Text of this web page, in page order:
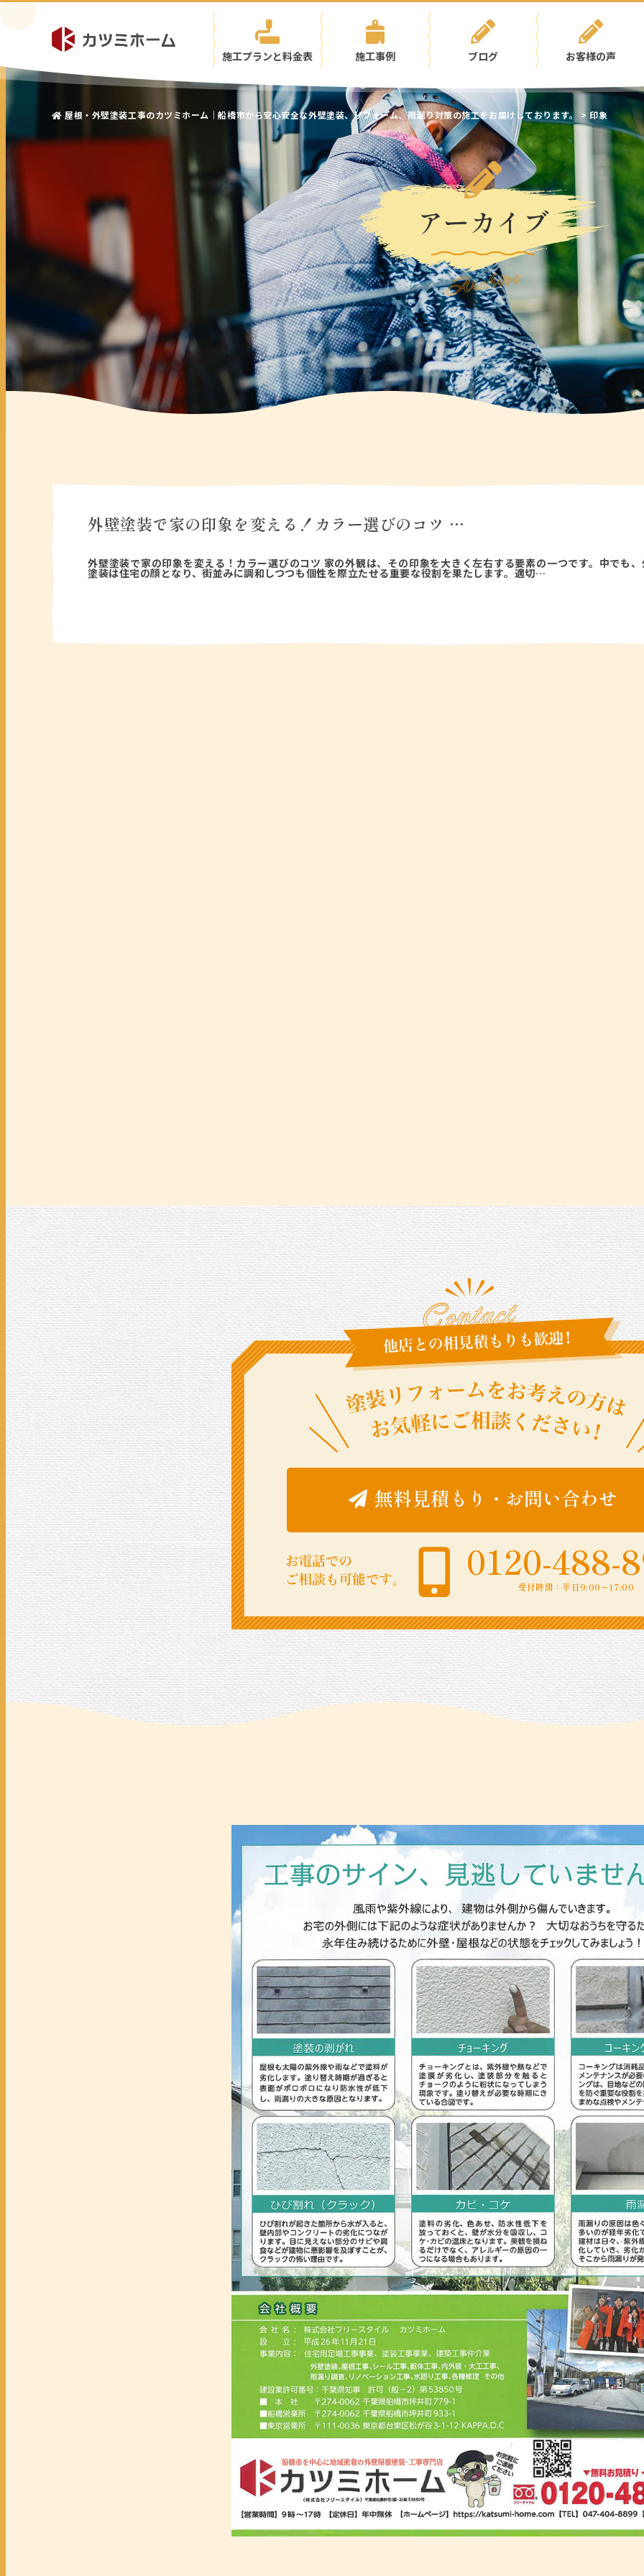
施工プランと料金表 施工事例 ブログ お客様の声
屋根・外壁塗装工事のカツミホーム｜船橋市から安心安全な外壁塗装、リフォーム、雨漏り対策の施工をお届けしております。 > 印象
アーカイブ
Archive
外壁塗装で家の印象を変える！カラー選びのコツ …
外壁塗装で家の印象を変える！カラー選びのコツ 家の外観は、その印象を大きく左右する要素の一つです。中でも
塗装は住宅の顔となり、街並みに調和しつつも個性を際立たせる重要な役割を果たします。適切…
無料見積もり ・ お問い合わせ
0120-488-
受付時間：平日9:00〜17:00